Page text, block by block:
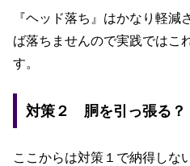
『ヘッド落ち』はかなり軽
ば落ちませんので実践ではこ
す。
対策２ 胴を引っ張る？
ここからは対策１で納得しな